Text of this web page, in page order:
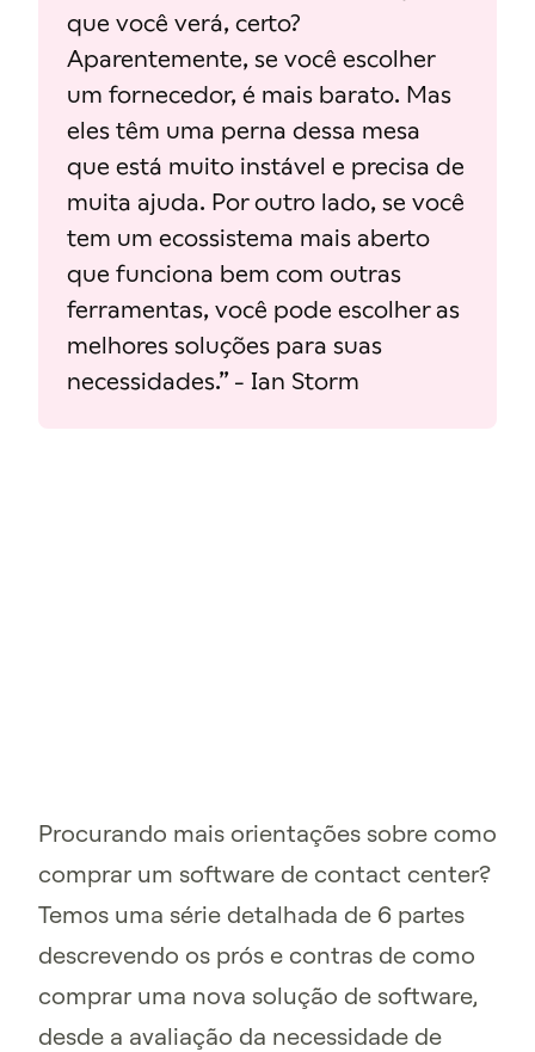
que você verá, certo?
Aparentemente, se você escolher
um fornecedor, é mais barato. Mas
eles têm uma perna dessa mesa
que está muito instável e precisa de
muita ajuda. Por outro lado, se você
tem um ecossistema mais aberto
que funciona bem com outras
ferramentas, você pode escolher as
melhores soluções para suas
necessidades.” - Ian Storm
Procurando mais orientações sobre como
comprar um software de contact center?
Temos uma série detalhada de 6 partes
descrevendo os prós e contras de como
comprar uma nova solução de software,
desde a avaliação da necessidade de